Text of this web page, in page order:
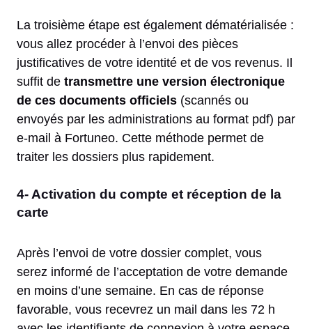
La troisième étape est également dématérialisée :
vous allez procéder à l’envoi des pièces
justificatives de votre identité et de vos revenus. Il
suffit de transmettre une version électronique
de ces documents officiels (scannés ou
envoyés par les administrations au format pdf) par
e-mail à Fortuneo. Cette méthode permet de
traiter les dossiers plus rapidement.
4- Activation du compte et réception de la
carte
Après l’envoi de votre dossier complet, vous
serez informé de l’acceptation de votre demande
en moins d’une semaine. En cas de réponse
favorable, vous recevrez un mail dans les 72 h